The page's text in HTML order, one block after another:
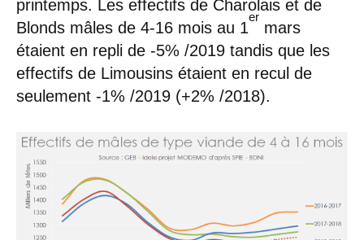
printemps. Les effectifs de Charolais et de
Blonds mâles de 4-16 mois au 1
er
mars
étaient en repli de -5% /2019 tandis que les
effectifs de Limousins étaient en recul de
seulement -1% /2019 (+2% /2018).